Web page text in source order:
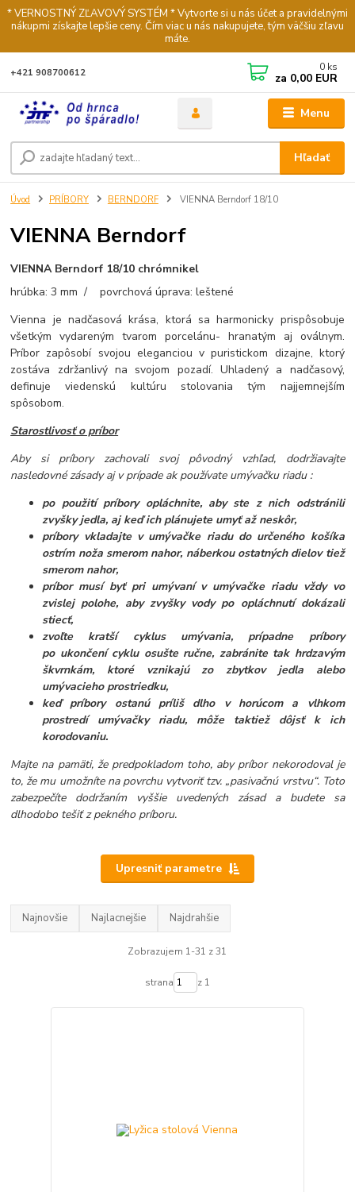
* VERNOSTNÝ ZĽAVOVÝ SYSTÉM * Vytvorte si u nás účet a pravidelnými
nákupmi získajte lepšie ceny. Čím viac u nás nakupujete, tým väčšiu zľavu
máte.
Menu
Hľadať
+421 908700612 0 ks
za 0,00 EUR
Úvod PRÍBORY BERNDORF VIENNA Berndorf 18/10
VIENNA Berndorf
VIENNA Berndorf 18/10 chrómnikel
hrúbka: 3 mm / povrchová úprava: leštené
Vienna je nadčasová krása, ktorá sa harmonicky prispôsobuje
všetkým vydareným tvarom porcelánu- hranatým aj oválnym.
Príbor zapôsobí svojou eleganciou v puristickom dizajne, ktorý
zostáva zdržanlivý na svojom pozadí. Uhladený a nadčasový,
definuje viedenskú kultúru stolovania tým najjemnejším
spôsobom.
Starostlivosť o príbor
Aby si príbory zachovali svoj pôvodný vzhľad, dodržiavajte
nasledovné zásady aj v prípade ak používate umývačku riadu :
po použití príbory opláchnite, aby ste z nich odstránili
zvyšky jedla, aj keď ich plánujete umyť až neskôr,
príbory vkladajte v umývačke riadu do určeného košíka
ostrím noža smerom nahor, náberkou ostatných dielov tiež
smerom nahor,
príbor musí byť pri umývaní v umývačke riadu vždy vo
zvislej polohe, aby zvyšky vody po opláchnutí dokázali
stiecť,
zvoľte kratší cyklus umývania, prípadne príbory
po ukončení cyklu osušte ručne, zabránite tak hrdzavým
škvrnkám, ktoré vznikajú zo zbytkov jedla alebo
umývacieho prostriedku,
keď príbory ostanú príliš dlho v horúcom a vlhkom
prostredí umývačky riadu, môže taktiež dôjsť k ich
korodovaniu.
Majte na pamäti, že predpokladom toho, aby príbor nekorodoval je
to, že mu umožníte na povrchu vytvoriť tzv. „pasivačnú vrstvu“. Toto
zabezpečíte dodržaním vyššie uvedených zásad a budete sa
dlhodobo tešiť z pekného príboru.
Upresniť parametre
Najnovšie Najlacnejšie Najdrahšie
Zobrazujem 1-31 z 31
strana z 1